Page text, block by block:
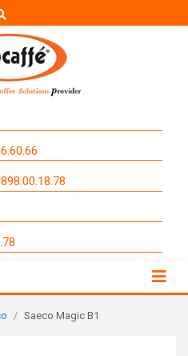
/ Saeco Magic B1